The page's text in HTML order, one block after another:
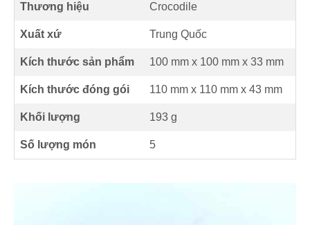
Thương hiệu Crocodile
Xuất xứ Trung Quốc
Kích thước sản phẩm 100 mm x 100 mm x 33 mm
Kích thước đóng gói 110 mm x 110 mm x 43 mm
Khối lượng 193 g
Số lượng món 5